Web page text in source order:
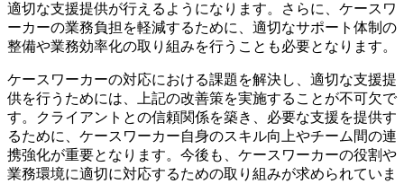
適切な支援提供が行えるようになります。さらに、ケースワ
ーカーの業務負担を軽減するために、適切なサポート体制の
整備や業務効率化の取り組みを行うことも必要となります。
ケースワーカーの対応における課題を解決し、適切な支援提
供を行うためには、上記の改善策を実施することが不可欠で
す。クライアントとの信頼関係を築き、必要な支援を提供す
るために、ケースワーカー自身のスキル向上やチーム間の連
携強化が重要となります。今後も、ケースワーカーの役割や
業務環境に適切に対応するための取り組みが求められていま